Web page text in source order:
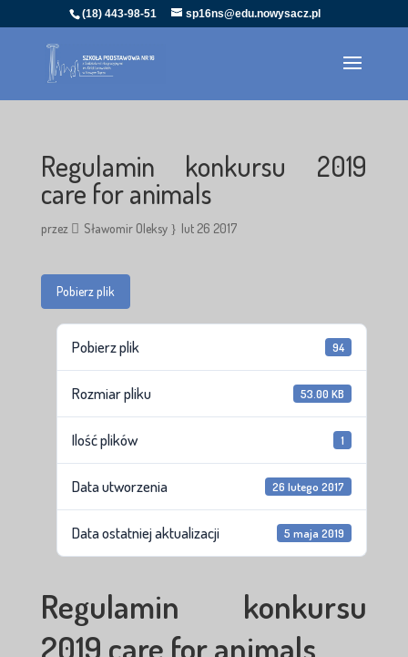
(18) 443-98-51 sp16ns@edu.nowysacz.pl
Regulamin konkursu 2019
care for animals
przez Sławomir Oleksy lut 26 2017
Pobierz plik
Pobierz plik 94
Rozmiar pliku 53.00 KB
Ilość plików 1
Data utworzenia 26 lutego 2017
Data ostatniej aktualizacji 5 maja 2019
Regulamin konkursu
2019 care for animals